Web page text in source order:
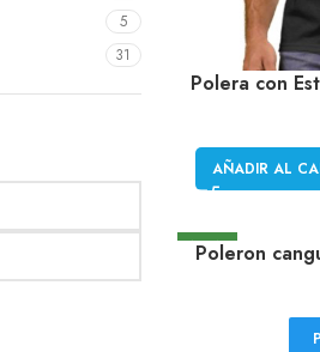
5
31
Polera con
AÑADIR AL
NEW
Poleron